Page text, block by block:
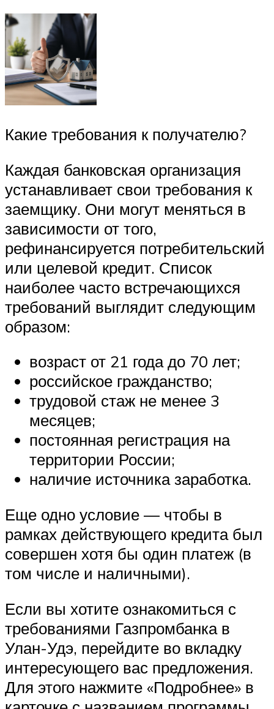
Какие требования к получателю?
Каждая банковская организация
устанавливает свои требования к
заемщику. Они могут меняться в
зависимости от того,
рефинансируется потребительский
или целевой кредит. Список
наиболее часто встречающихся
требований выглядит следующим
образом:
возраст от 21 года до 70 лет;
российское гражданство;
трудовой стаж не менее 3
месяцев;
постоянная регистрация на
территории России;
наличие источника заработка.
Еще одно условие — чтобы в
рамках действующего кредита был
совершен хотя бы один платеж (в
том числе и наличными).
Если вы хотите ознакомиться с
требованиями Газпромбанка в
Улан-Удэ, перейдите во вкладку
интересующего вас предложения.
Для этого нажмите «Подробнее» в